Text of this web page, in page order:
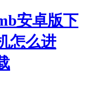
安卓版下
怎么进